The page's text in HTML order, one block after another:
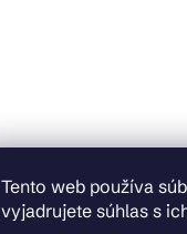
Tento web používa
vyjadrujete súhlas s